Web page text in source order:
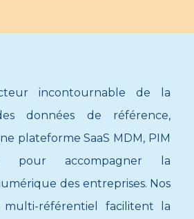
incontournable de la
données de référence,
plateforme SaaS MDM, PIM
pour accompagner la
des entreprises. Nos
référentiel facilitent la